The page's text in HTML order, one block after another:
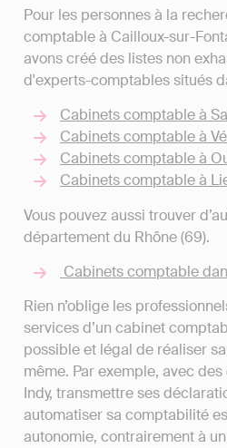
Pour les personnes à la
comptable à Cailloux-sur-
avons créé des listes non
d'experts-comptables situés
Cabinets comptable à
Cabinets comptable à
Cabinets comptable à
Cabinets comptable à
Vous pouvez aussi trouver
département du Rhône (69).
Cabinets comptable
Rien n’oblige les
services d’un cabinet
possible et légal de réaliser
même. Par exemple, avec
Indy, transmettre ses
automatiser sa comptabilité
autonomie, contrairement à